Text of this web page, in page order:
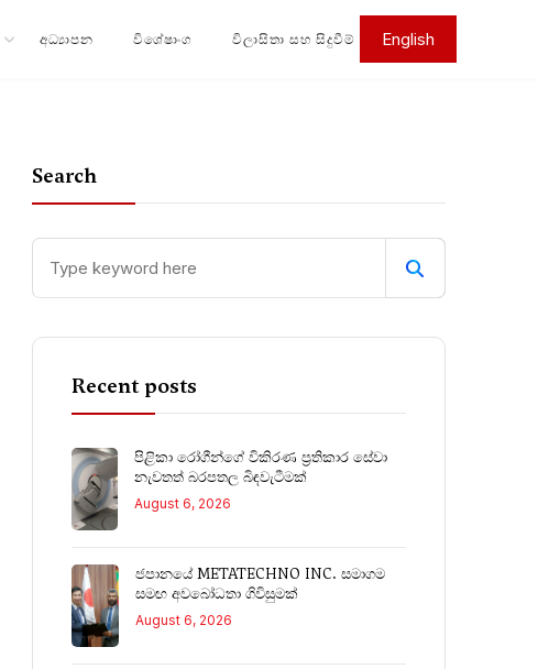
අධ්‍යාපන විශේෂාංග විලාසිතා සහ සිදුවීම් English
Search
Recent posts
පිළිකා රෝගීන්ගේ විකිරණ ප්‍රතිකාර සේවා
නැවතත් බරපතල බිඳවැටීමක්
August 6, 2026
ජපානයේ METATECHNO INC. සමාගම
සමඟ අවබෝධතා ගිවිසුමක්
August 6, 2026